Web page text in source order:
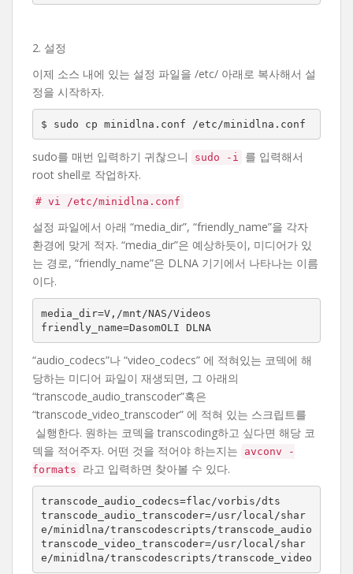
2. 설정
이제 소스 내에 있는 설정 파일을 /etc/ 아래로 복사해서 설
정을 시작하자.
$ sudo cp minidlna.conf /etc/minidlna.conf
sudo를 매번 입력하기 귀찮으니 sudo -i
를 입력해서
root shell로 작업하자.
# vi /etc/minidlna.conf
설정 파일에서 아래 “media_dir”, “friendly_name”을 각자
환경에 맞게 적자. “media_dir”은 예상하듯이, 미디어가 있
는 경로, “friendly_name”은 DLNA 기기에서 나타나는 이름
이다.
media_dir=V,/mnt/NAS/Videos
“audio_codecs”나 “video_codecs” 에 적혀있는 코덱에 해
당하는 미디어 파일이 재생되면, 그 아래의
“transcode_audio_transcoder”혹은
“transcode_video_transcoder” 에 적혀 있는 스크립트를
실행한다. 원하는 코덱을 transcoding하고 싶다면 해당 코
덱을 적어주자. 어떤 것을 적어야 하는지는
avconv -
formats
라고 입력하면 찾아볼 수 있다.
transcode_audio_codecs=flac/vorbis/dts
transcode_audio_transcoder=/usr/local/shar
e/minidlna/transcodescripts/transcode_audio
transcode_video_transcoder=/usr/local/shar